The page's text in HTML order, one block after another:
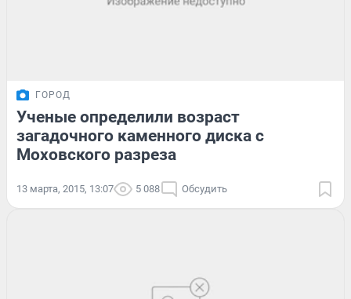
ГОРОД
Ученые определили возраст
загадочного каменного диска с
Моховского разреза
13 марта, 2015, 13:07 5 088 Обсудить